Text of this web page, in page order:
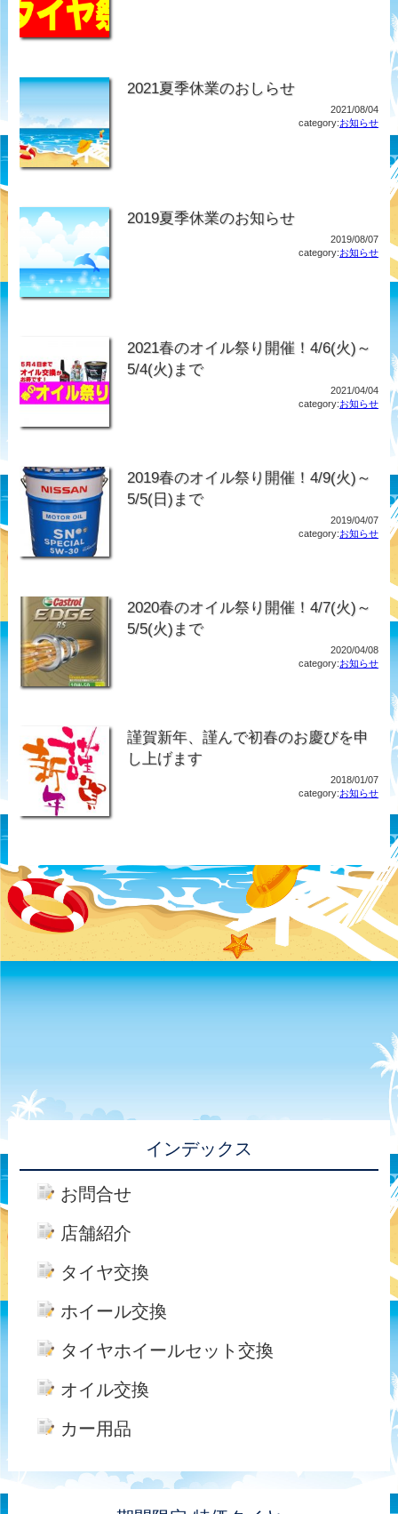
2021夏季休業のおしらせ
2021/08/04
category:お知らせ
2019夏季休業のお知らせ
2019/08/07
category:お知らせ
2021春のオイル祭り開催！4/6(火)～
5/4(火)まで
2021/04/04
category:お知らせ
2019春のオイル祭り開催！4/9(火)～
5/5(日)まで
2019/04/07
category:お知らせ
2020春のオイル祭り開催！4/7(火)～
5/5(火)まで
2020/04/08
category:お知らせ
謹賀新年、謹んで初春のお慶びを申
し上げます
2018/01/07
category:お知らせ
インデックス
お問合せ
店舗紹介
タイヤ交換
ホイール交換
タイヤホイールセット交換
オイル交換
カー用品